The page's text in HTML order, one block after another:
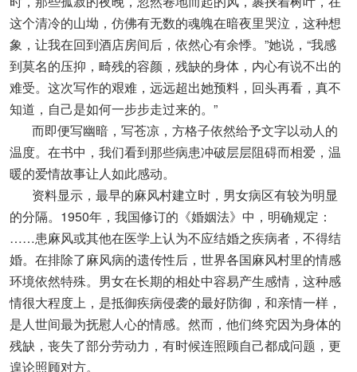
这个清冷的山坳，仿佛有无数的魂魄在暗夜里哭泣，这种想
象，让我在回到酒店房间后，依然心有余悸。”她说，“我感
到莫名的压抑，畸残的容颜，残缺的身体，内心有说不出的
难受。这次写作的艰难，远远超出她预料，回头再看，真不
知道，自己是如何一步步走过来的。”
而即便写幽暗，写苍凉，方格子依然给予文字以动人的
温度。在书中，我们看到那些病患冲破层层阻碍而相爱，温
暖的爱情故事让人如此感动。
资料显示，最早的麻风村建立时，男女病区有较为明显
的分隔。1950年，我国修订的《婚姻法》中，明确规定：
……患麻风或其他在医学上认为不应结婚之疾病者，不得结
婚。在排除了麻风病的遗传性后，世界各国麻风村里的情感
环境依然特殊。男女在长期的相处中容易产生感情，这种感
情很大程度上，是抵御疾病侵袭的最好防御，和亲情一样，
是人世间最为抚慰人心的情感。然而，他们终究因为身体的
残缺，丧失了部分劳动力，有时候连照顾自己都成问题，更
遑论照顾对方。